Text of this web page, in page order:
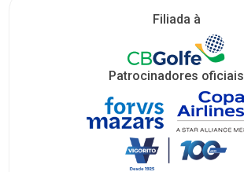
Filiada à
Patrocinadores oficiais